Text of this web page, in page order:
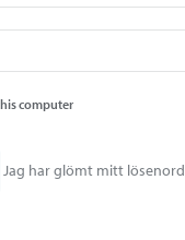
computer
Jag har glömt mitt lösenord